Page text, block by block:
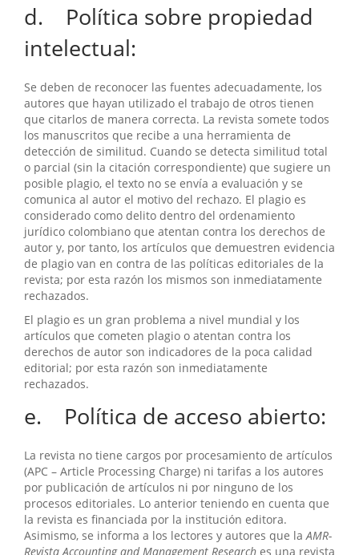
d. Política sobre propiedad
intelectual:
Se deben de reconocer las fuentes adecuadamente, los
autores que hayan utilizado el trabajo de otros tienen
que citarlos de manera correcta. La revista somete todos
los manuscritos que recibe a una herramienta de
detección de similitud. Cuando se detecta similitud total
o parcial (sin la citación correspondiente) que sugiere un
posible plagio, el texto no se envía a evaluación y se
comunica al autor el motivo del rechazo. El plagio es
considerado como delito dentro del ordenamiento
jurídico colombiano que atentan contra los derechos de
autor y, por tanto, los artículos que demuestren evidencia
de plagio van en contra de las políticas editoriales de la
revista; por esta razón los mismos son inmediatamente
rechazados.
El plagio es un gran problema a nivel mundial y los
artículos que cometen plagio o atentan contra los
derechos de autor son indicadores de la poca calidad
editorial; por esta razón son inmediatamente
rechazados.
e. Política de acceso abierto:
La revista no tiene cargos por procesamiento de artículos
(APC – Article Processing Charge) ni tarifas a los autores
por publicación de artículos ni por ninguno de los
procesos editoriales. Lo anterior teniendo en cuenta que
la revista es financiada por la institución editora.
Asimismo, se informa a los lectores y autores que laAMR-
Revista Accounting and Management Research es una revista